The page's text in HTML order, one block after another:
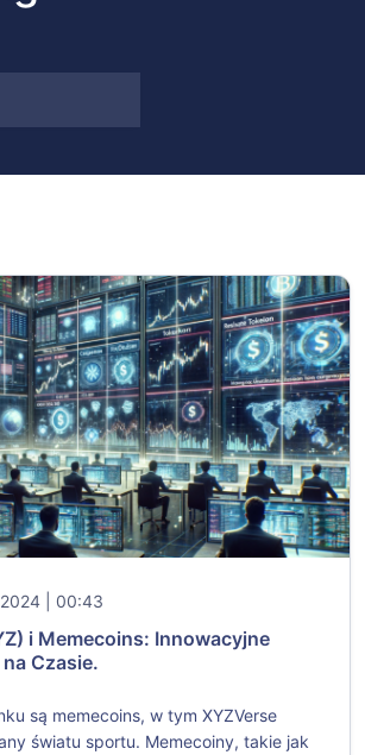
| 00:43
i Memecoins: Innowacyjne
Czasie.
są memecoins, w tym XYZVerse
światu sportu. Memecoiny, takie jak